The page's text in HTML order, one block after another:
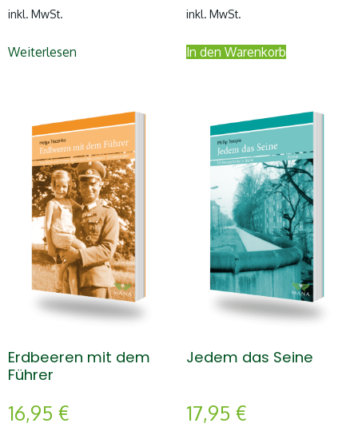
inkl. MwSt.
Weiterlesen
inkl. MwSt.
In den Warenkorb
Erdbeeren mit dem
Führer
16,95 €
Jedem das Seine
17,95 €